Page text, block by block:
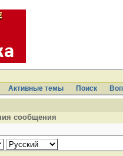
Активные темы Поиcк
сообщения